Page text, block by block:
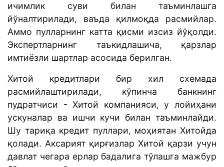
ичимлик суви билан таъминлашга
йўналтирилади, ваъда қилмоқда расмийлар.
Аммо пулларнинг катта қисми изсиз йўқолди.
Экспертларнинг таъкидлашича, қарзлар
имтиёзли шартлар асосида берилган.
Хитой кредитлари бир хил схемада
расмийлаштирилади, кўпинча банкнинг
пудратчиси - Хитой компанияси, у лойиҳани
ускуналар ва ишчи кучи билан таъминлайди.
Шу тариқа кредит пуллари, моҳиятан Хитойда
қолади. Аксарият қирғизлар Хитой қарзи учун
давлат чегара ерлар бадалига тўлашга мажбур